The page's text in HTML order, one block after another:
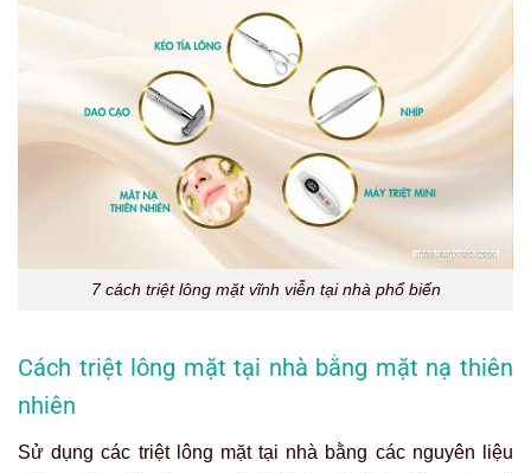
7 cách triệt lông mặt vĩnh viễn tại nhà phổ biến
Cách triệt lông mặt tại nhà bằng mặt nạ thiên
nhiên
Sử dụng các triệt lông mặt tại nhà bằng các nguyên liệu